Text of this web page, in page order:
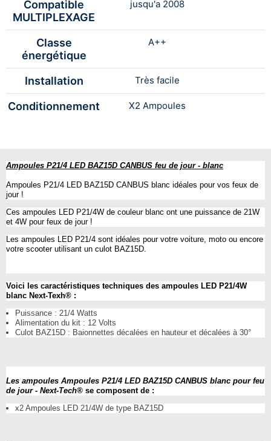
Compatible
MULTIPLEXAGE
jusqu'a 2008
Classe
énergétique
A++
Installation Très facile
Conditionnement X2 Ampoules
Ampoules P21/4 LED BAZ15D CANBUS feu de jour - blanc
Ampoules P21/4 LED BAZ15D CANBUS blanc idéales pour vos feux de
jour !
Ces ampoules LED P21/4W de couleur blanc ont une puissance de 21W
et 4W pour feux de jour !
Les ampoules LED P21/4 sont idéales pour votre voiture, moto ou encore
votre scooter utilisant un culot BAZ15D.
Voici les caractéristiques techniques des ampoules LED P21/4W
blanc Next-Texh® :
Puissance : 21/4 Watts
Alimentation du kit : 12 Volts
Culot BAZ15D : Baionnettes décalées en hauteur et décalées à 30°
Les ampoules Ampoules P21/4 LED BAZ15D CANBUS blanc pour feu
de jour - Next-Tech® se composent de :
x2 Ampoules LED 21/4W de type BAZ15D